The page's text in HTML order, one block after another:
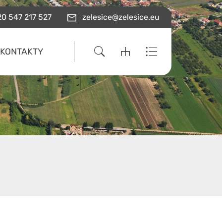
547 217 527 zelesice@zelesice.eu
KONTAKTY